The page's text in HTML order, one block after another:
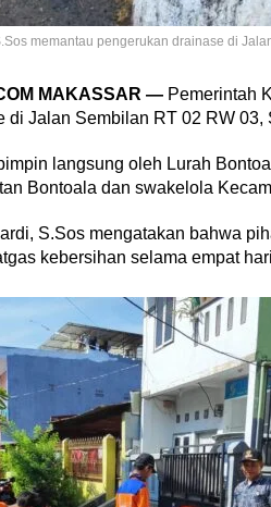
memantau pengerukan drainase di
MAKASSAR —Pemerintah
di Jalan Sembilan RT 02 RW 03,
langsung oleh Lurah
Bontoala dan swakelola
S.Sos mengatakan bahwa
kebersihan selama empat